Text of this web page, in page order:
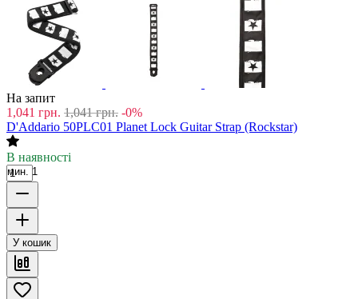
На запит
1,041 грн. 1,041 грн. -0%
D'Addario 50PLC01 Planet Lock Guitar Strap (Rockstar)
В наявності
мин. 1
У кошик